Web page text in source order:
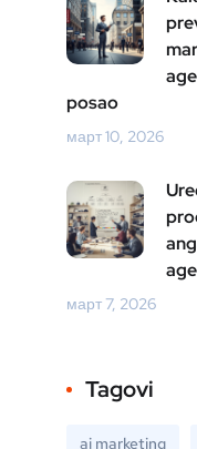
posao
март 10, 2026
март 7, 2026
Tagovi
ai marketing